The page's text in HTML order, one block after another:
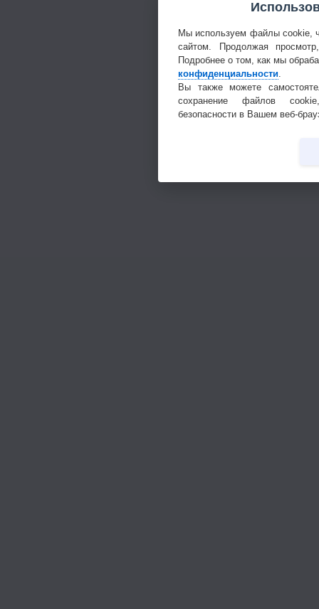
Мы используем файлы cookie,
сайтом. Продолжая
Подробнее о том, как мы
конфиденциальности.
Вы также можете
сохранение файлов
безопасности в Вашем веб-